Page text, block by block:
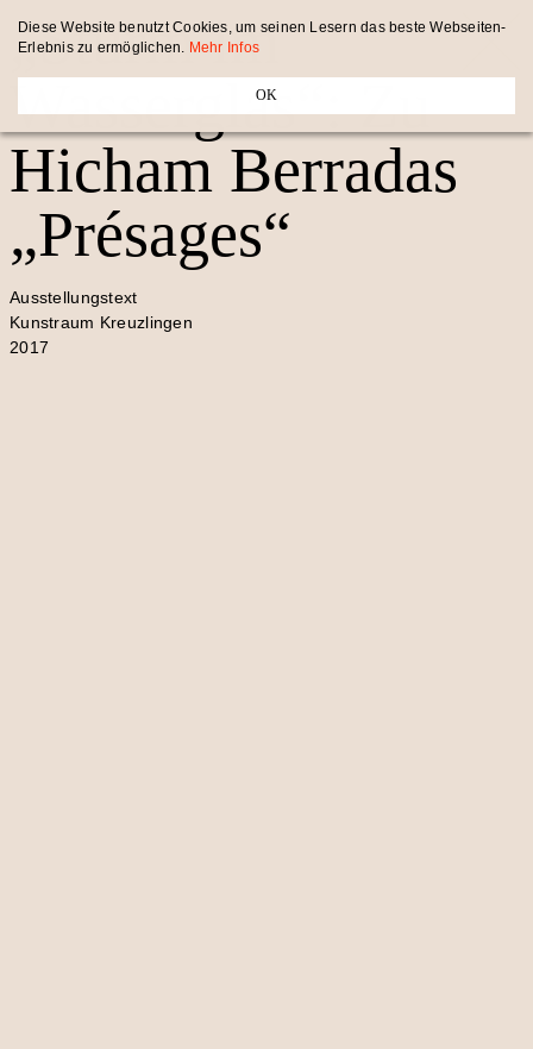
„Sturm im
Wasserglas“: Zu
Hicham Berradas
„Présages“
Ausstellungstext
Kunstraum Kreuzlingen
2017
Diese Website benutzt Cookies, um seinen Lesern das beste Webseiten-
Erlebnis zu ermöglichen.
Mehr Infos
OK